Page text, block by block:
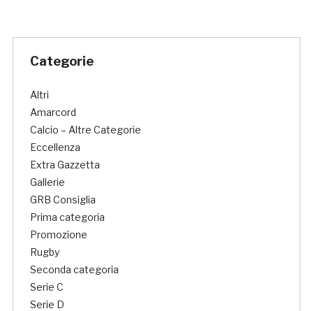
Categorie
Altri
Amarcord
Calcio – Altre Categorie
Eccellenza
Extra Gazzetta
Gallerie
GRB Consiglia
Prima categoria
Promozione
Rugby
Seconda categoria
Serie C
Serie D